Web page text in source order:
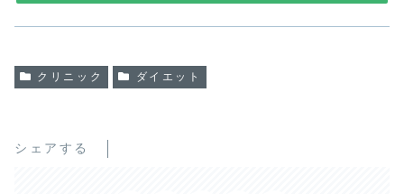
クリニック ダイエット
シェアする